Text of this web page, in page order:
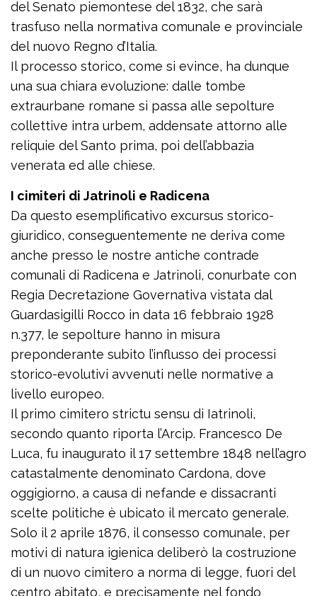
del Senato piemontese del 1832, che sarà
trasfuso nella normativa comunale e provinciale
del nuovo Regno d’Italia.
Il processo storico, come si evince, ha dunque
una sua chiara evoluzione: dalle tombe
extraurbane romane si passa alle sepolture
collettive intra urbem, addensate attorno alle
reliquie del Santo prima, poi dell’abbazia
venerata ed alle chiese.
I cimiteri di Jatrinoli e Radicena
Da questo esemplificativo excursus storico-
giuridico, conseguentemente ne deriva come
anche presso le nostre antiche contrade
comunali di Radicena e Jatrinoli, conurbate con
Regia Decretazione Governativa vistata dal
Guardasigilli Rocco in data 16 febbraio 1928
n.377, le sepolture hanno in misura
preponderante subito l’influsso dei processi
storico-evolutivi avvenuti nelle normative a
livello europeo.
Il primo cimitero strictu sensu di Iatrinoli,
secondo quanto riporta l’Arcip. Francesco De
Luca, fu inaugurato il 17 settembre 1848 nell’agro
catastalmente denominato Cardona, dove
oggigiorno, a causa di nefande e dissacranti
scelte politiche è ubicato il mercato generale.
Solo il 2 aprile 1876, il consesso comunale, per
motivi di natura igienica deliberò la costruzione
di un nuovo cimitero a norma di legge, fuori del
centro abitato, e precisamente nel fondo